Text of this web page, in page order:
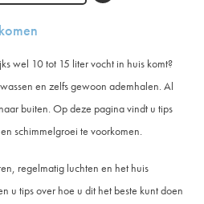
wel 10 tot 15 liter vocht in huis komt?
en zelfs gewoon ademhalen. Al
buiten. Op deze pagina vindt u tips
schimmelgroei te voorkomen.
regelmatig luchten en het huis
u tips over hoe u dit het beste kunt doen